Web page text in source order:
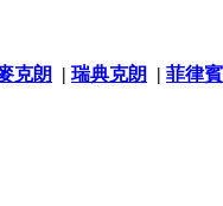
克朗 | 瑞典克朗 | 菲律賓